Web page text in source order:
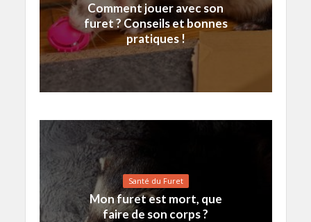
Comment jouer avec son
furet ? Conseils et bonnes
pratiques !
Santé du Furet
Mon furet est mort, que
faire de son corps ?